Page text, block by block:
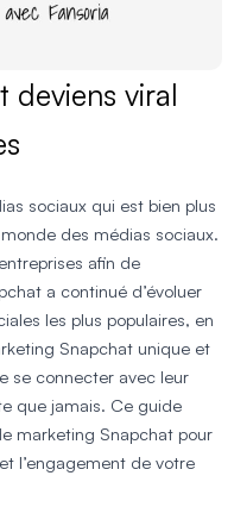
deviens viral
sociaux qui est bien plus
des médias sociaux.
afin de
a continué d’évoluer
les plus populaires, en
Snapchat unique et
se connecter avec leur
que jamais. Ce guide
marketing Snapchat pour
l’engagement de votre